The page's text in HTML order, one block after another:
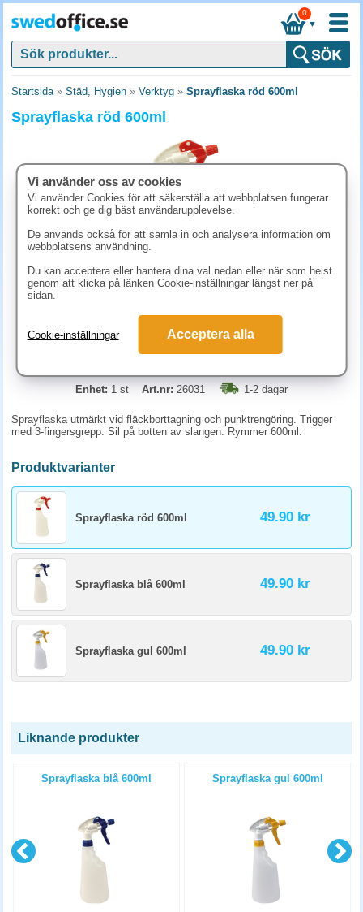
▼
0
Startsida» Städ, Hygien » Verktyg » Sprayflaska röd 600ml
Sprayflaska röd 600ml
49.90 kr
KÖP
Enhet: 1 st Art.nr: 26031 1-2 dagar
Sprayflaska utmärkt vid fläckborttagning och punktrengöring. Trigger
med 3-fingersgrepp. Sil på botten av slangen. Rymmer 600ml.
Produktvarianter
Sprayflaska röd 600ml 49.90 kr
Sprayflaska blå 600ml 49.90 kr
Sprayflaska gul 600ml 49.90 kr
Liknande produkter
Sprayflaska blå 600ml Sprayflaska gul 600ml
Vi använder oss av cookies
Vi använder Cookies för att säkerställa att webbplatsen fungerar
korrekt och ge dig bäst användarupplevelse.
De används också för att samla in och analysera information om
webbplatsens användning.
Du kan acceptera eller hantera dina val nedan eller när som helst
genom att klicka på länken Cookie-inställningar längst ner på
sidan.
Cookie-inställningar Acceptera alla